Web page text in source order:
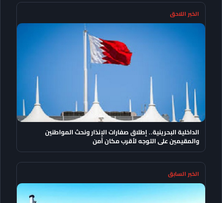
الخبر اللاحق
الداخلية البحرينية.. إطلاق صفارات الإنذار ونحث المواطنين
والمقيمين على التوجه لأقرب مكان آمن
الخبر السابق